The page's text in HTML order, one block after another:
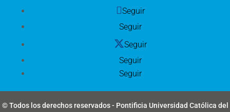
Seguir
Seguir
Seguir
Seguir
Seguir
© Todos los derechos reservados - Pontificia Universidad Católica del